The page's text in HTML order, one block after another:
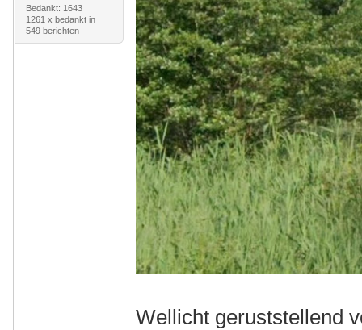
Bedankt: 1643
1261 x bedankt in
549 berichten
Wellicht geruststellend